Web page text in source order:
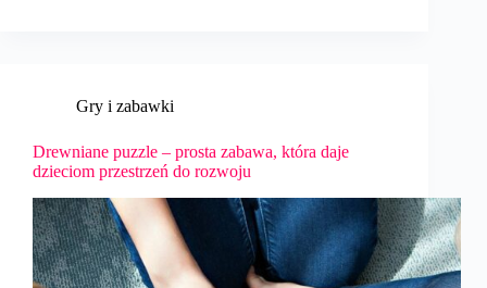
Gry i zabawki
Drewniane puzzle – prosta zabawa, która daje
dzieciom przestrzeń do rozwoju